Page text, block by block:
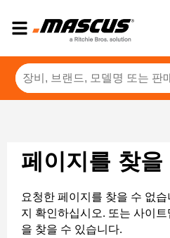
페이지를 찾을
요청한 페이지를 찾을 수 없
지 확인하십시오. 또는 사이
을 찾을 수 있습니다.